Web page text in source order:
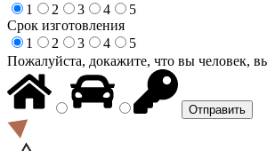
1
2 3 4
5
Срок изготовления
1
2 3 4
5
Пожалуйста, докажите, что вы человек,